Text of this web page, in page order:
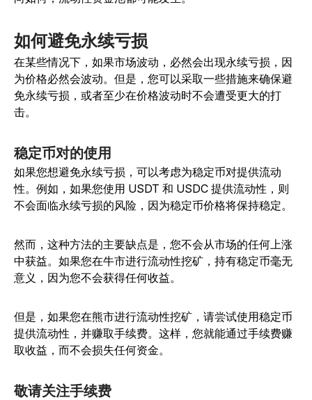
如何避免永续亏损
在某些情况下，如果市场波动，必然会出现永续亏损，因
为价格必然会波动。但是，您可以采取一些措施来确保避
免永续亏损，或者至少在价格波动时不会遭受更大的打
击。
稳定币对的使用
如果您想避免永续亏损，可以考虑为稳定币对提供流动
性。例如，如果您使用 USDT 和 USDC 提供流动性，则
不会面临永续亏损的风险，因为稳定币价格将保持稳定。
然而，这种方法的主要缺点是，您不会从市场的任何上涨
中获益。如果您在牛市进行流动性挖矿，持有稳定币毫无
意义，因为您不会获得任何收益。
但是，如果您在熊市进行流动性挖矿，请尝试使用稳定币
提供流动性，并赚取手续费。这样，您就能通过手续费赚
取收益，而不会损失任何资金。
敬请关注手续费